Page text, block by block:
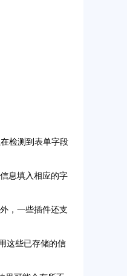
检测到表单字段
息填入相应的字
，一些插件还支
这些已存储的信